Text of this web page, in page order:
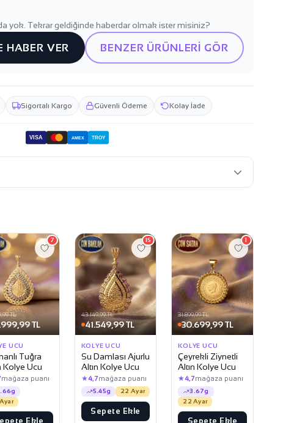
yok. Tekrar geldiğinde haberdar olmak ister misiniz?
HABER VER BENZER ÜRÜNLERİ GÖR
Sigortalı Kargo Güvenli Ödeme Kolay İade
VISA AMEX TROY
TL
TL
7
UCU
Tuğra
Kolye Ucu
mağaza puanı
Ekle
43.149,99 TL
41.549,99 TL
15
KOLYE UCU
Su Damlası Ajurlu
Altın Kolye Ucu
★4,7mağaza puanı
5.45g 22 Ayar
Sepete Ekle
31.899,99 TL
30.699,99 TL
1
KOLYE UCU
Çeyrekli Ziynetli
Altın Kolye Ucu
★4,7mağaza puanı
3.67g
22 Ayar
Sepete Ekle